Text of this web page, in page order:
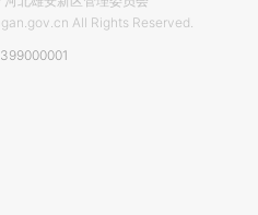
All Rights Reserved.